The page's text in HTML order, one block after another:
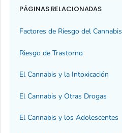
PÁGINAS RELACIONADAS
Factores de Riesgo del Cannabis
Riesgo de Trastorno
El Cannabis y la Intoxicación
El Cannabis y Otras Drogas
El Cannabis y los Adolescentes